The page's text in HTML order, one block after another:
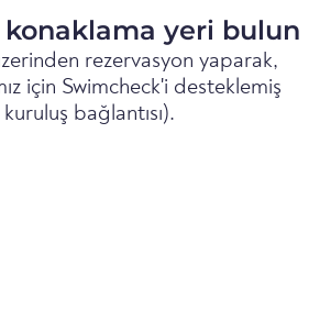
konaklama yeri bulun
rezervasyon yaparak,
için Swimcheck'i desteklemiş
bağlantısı).